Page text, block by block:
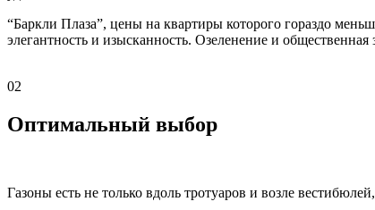
“Баркли Плаза”, цены на квартиры которого гораздо
элегантность и изысканность. Озеленение и
02
Оптимальный выбор
Газоны есть не только вдоль тротуаров и возле